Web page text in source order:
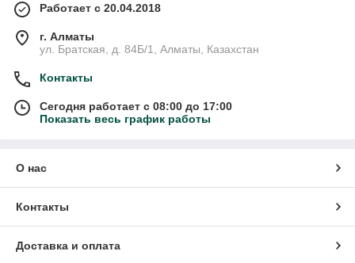
Работает с 20.04.2018
г. Алматы
ул. Братская, д. 84Б/1, Алматы, Казахстан
Контакты
Сегодня работает с 08:00 до 17:00
Показать весь график работы
О нас
Контакты
Доставка и оплата